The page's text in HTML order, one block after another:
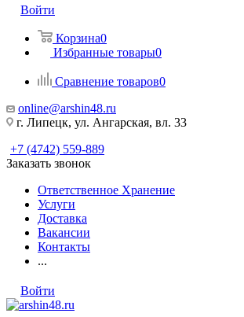
Войти
Корзина0
Избранные товары0
Сравнение товаров0
online@arshin48.ru
г. Липецк, ул. Ангарская, вл. 33
+7 (4742) 559-889
Заказать звонок
Ответственное Хранение
Услуги
Доставка
Вакансии
Контакты
...
Войти